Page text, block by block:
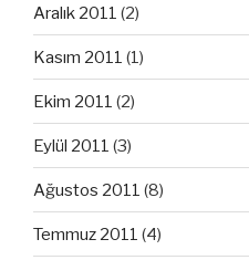
Aralık 2011 (2)
Kasım 2011 (1)
Ekim 2011 (2)
Eylül 2011 (3)
Ağustos 2011 (8)
Temmuz 2011 (4)